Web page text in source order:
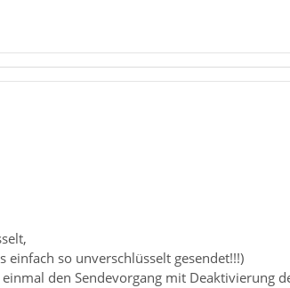
so unverschlüsselt gesendet!!!)
den Sendevorgang mit Deaktivierung